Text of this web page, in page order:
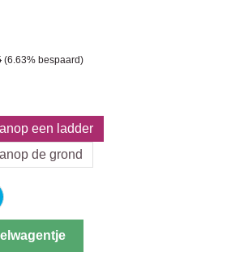
prijs:
(6.63% bespaard)
een ladder
de grond
Voer de gewenste